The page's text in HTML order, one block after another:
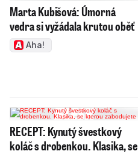
Marta Kubišová: Úmorná
vedra si vyžádala krutou oběť
Aha!
RECEPT: Kynutý švestkový
koláč s drobenkou. Klasika, se